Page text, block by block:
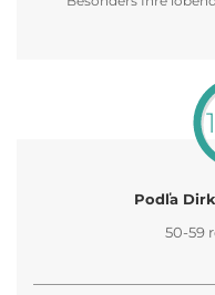
Podľa
50-59